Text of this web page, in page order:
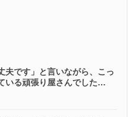
夫です」と言いながら、こっ
いる頑張り屋さんでした…